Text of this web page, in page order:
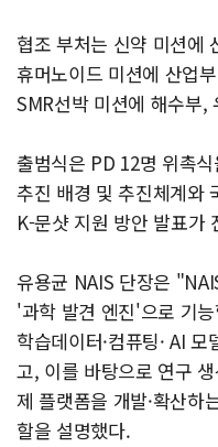
협조 부처는 신약 미션에
휴머노이드 미션에 산업
SMR선박 미션에 해수부,
출범식은 PD 12명 위촉
추진 배경 및 추진체계와
K-문샷 지원 방안 발표가
유용균 NAIS 단장은
'과학 발견 엔진'으로 기
학습데이터·컴퓨팅· AI
고, 이를 바탕으로 연구
제 플랫폼을 개발·확산하
할을 설명했다.